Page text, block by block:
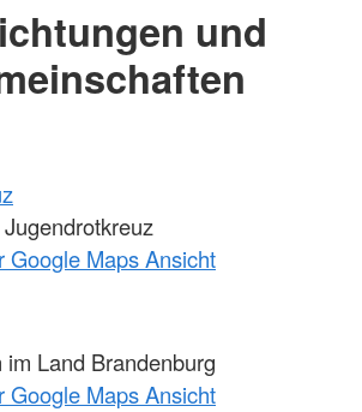
und
Google Maps Ansicht
im Land Brandenburg
Google Maps Ansicht